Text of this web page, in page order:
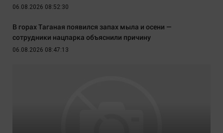
06.08.2026 08:52:30
В горах Таганая появился запах мыла и осени —
сотрудники нацпарка объяснили причину
06.08.2026 08:47:13